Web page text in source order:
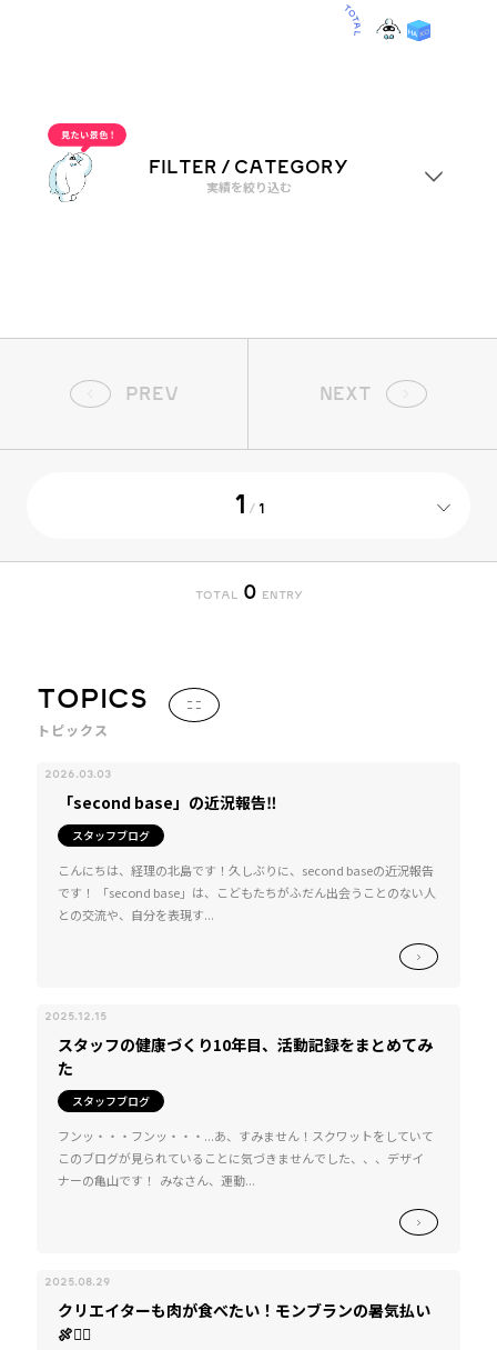
FILTER / CATEGORY
実績を絞り込む
経営理念策定
PREV
1 / 1
NEXT
TOTAL 0 ENTRY
TOPICS
トピックス
2026.03.03
「second base」の近況報告‼
スタッフブログ
こんにちは、経理の北島です！久しぶりに、second baseの近況報告
です！ 「second base」は、こどもたちがふだん出会うことのない人
との交流や、自分を表現す...
2025.12.15
スタッフの健康づくり10年目、活動記録をまとめてみ
た
スタッフブログ
フンッ・・・フンッ・・・...あ、すみません！スクワットをしていて
このブログが見られていることに気づきませんでした、、、デザイ
ナーの亀山です！ みなさん、運動...
2025.08.29
クリエイターも肉が食べたい！モンブランの暑気払い
🍖❤️‍🔥